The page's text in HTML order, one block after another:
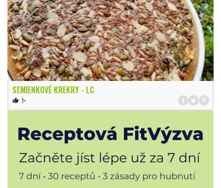
SEMIENKOVÉ KREKRY - LC
thumb_up 1×